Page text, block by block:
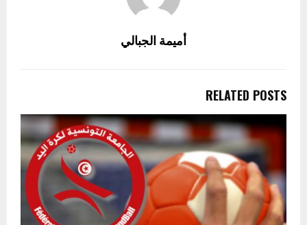
أميمة الجبالي
RELATED POSTS